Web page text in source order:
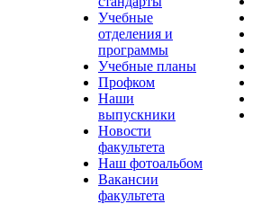
Учебные
отделения и
программы
Учебные планы
Профком
Наши
выпускники
Новости
факультета
Наш фотоальбом
Вакансии
факультета